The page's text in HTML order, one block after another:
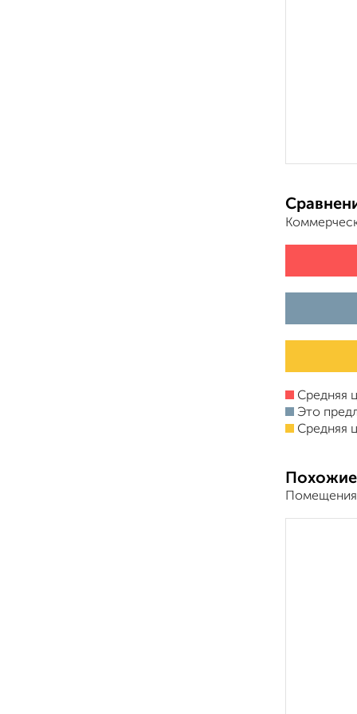
Средняя
Это
Средняя